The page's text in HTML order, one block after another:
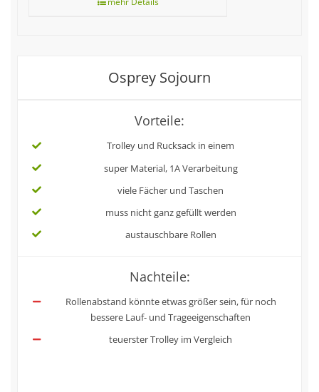
Osprey Sojourn
Vorteile:
Trolley und Rucksack in einem
super Material, 1A Verarbeitung
viele Fächer und Taschen
muss nicht ganz gefüllt werden
austauschbare Rollen
Nachteile:
Rollenabstand könnte etwas größer sein, für noch
bessere Lauf- und Trageeigenschaften
teuerster Trolley im Vergleich